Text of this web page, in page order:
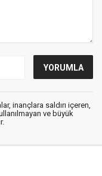
inançlara saldırı içeren,
ve büyük